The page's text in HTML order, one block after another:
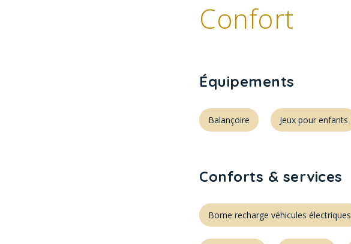
Confort
Équipements
Balançoire Jeux pour enfants
Conforts & services
Borne recharge véhicules électriques